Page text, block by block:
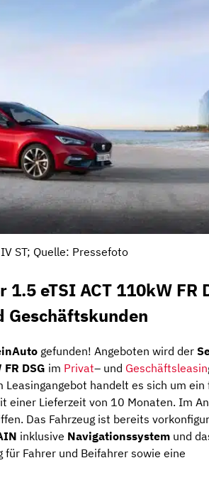
ST; Quelle: Pressefoto
eTSI ACT 110kW FR
Geschäftskunden
gefunden! Angeboten wird der
DSG im Privat– und Geschäftsleasin
Leasingangebot handelt es sich um ein
einer Lieferzeit von 10 Monaten. Im
Das Fahrzeug ist bereits
inklusive Navigationssystem und
für Fahrer und Beifahrer sowie eine